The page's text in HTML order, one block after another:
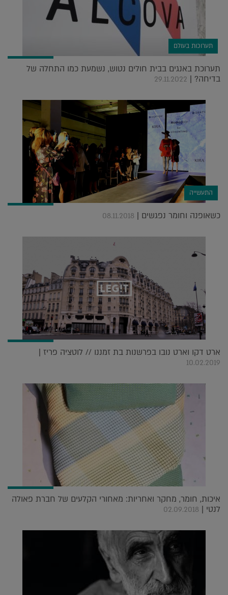
תערוכות בעולם
תערוכת באנגים בבית חולים נטוש, נשמעת כמו התחלה של
בדיחה? | 29.11.2022
התעשייה
כשאופנה וחומר נפגשים | 08.11.2018
ארט דקו וארט נובו בפרשנות בת זמננו // לוטציה פריז |
10.02.2019
איכות, חומר, מחקר ואחריות: מאחורי הקלעים של חברת פאולה
לנטי | 02.09.2018